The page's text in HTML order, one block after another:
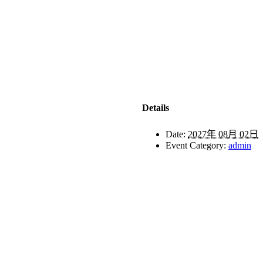
Details
Date: 2027年 08月 02日
Event Category: admin